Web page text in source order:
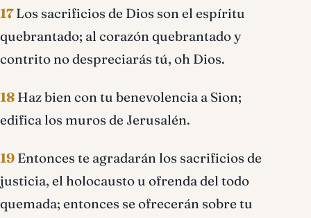
17Los sacrificios de Dios son el espíritu
quebrantado; al corazón quebrantado y
contrito no despreciarás tú, oh Dios.
18 Haz bien con tu benevolencia a Sion;
edifica los muros de Jerusalén.
19 Entonces te agradarán los sacrificios de
justicia, el holocausto u ofrenda del todo
quemada; entonces se ofrecerán sobre tu